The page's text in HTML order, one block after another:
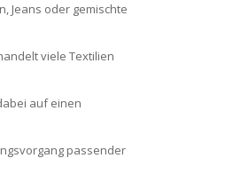
Jeans oder gemischte
viele Textilien
auf einen
passender